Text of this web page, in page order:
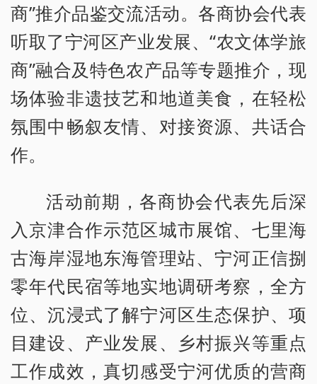
商”推介品鉴交流活动。各商协会代表
听取了宁河区产业发展、“农文体学旅
商”融合及特色农产品等专题推介，现
场体验非遗技艺和地道美食，在轻松
氛围中畅叙友情、对接资源、共话合
作。
活动前期，各商协会代表先后深
入京津合作示范区城市展馆、七里海
古海岸湿地东海管理站、宁河正信捌
零年代民宿等地实地调研考察，全方
位、沉浸式了解宁河区生态保护、项
目建设、产业发展、乡村振兴等重点
工作成效，真切感受宁河优质的营商